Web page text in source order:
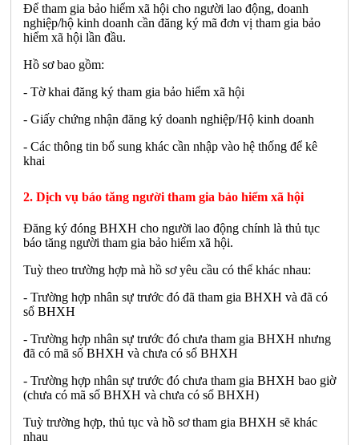
Để tham gia bảo hiểm xã hội cho người lao động, doanh
nghiệp/hộ kinh doanh cần đăng ký mã đơn vị tham gia bảo
hiểm xã hội lần đầu.
Hồ sơ bao gồm:
- Tờ khai đăng ký tham gia bảo hiểm xã hội
- Giấy chứng nhận đăng ký doanh nghiệp/Hộ kinh doanh
- Các thông tin bổ sung khác cần nhập vào hệ thống để kê
khai
2. Dịch vụ báo tăng người tham gia bảo hiểm xã hội
Đăng ký đóng BHXH cho người lao động chính là thủ tục
báo tăng người tham gia bảo hiểm xã hội.
Tuỳ theo trường hợp mà hồ sơ yêu cầu có thể khác nhau:
- Trường hợp nhân sự trước đó đã tham gia BHXH và đã có
sổ BHXH
- Trường hợp nhân sự trước đó chưa tham gia BHXH nhưng
đã có mã số BHXH và chưa có sổ BHXH
- Trường hợp nhân sự trước đó chưa tham gia BHXH bao giờ
(chưa có mã số BHXH và chưa có sổ BHXH)
Tuỳ trường hợp, thủ tục và hồ sơ tham gia BHXH sẽ khác
nhau